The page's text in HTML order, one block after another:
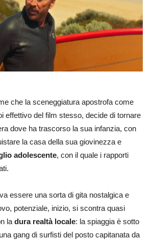
che la sceneggiatura apostrofa come
effettivo del film stesso, decide di tornare
dove ha trascorso la sua infanzia, con
la casa della sua giovinezza e
adolescente, con il quale i rapporti
essere una sorta di gita nostalgica e
potenziale, inizio, si scontra quasi
la dura realtà locale: la spiaggia è sotto
gang di surfisti del posto capitanata da